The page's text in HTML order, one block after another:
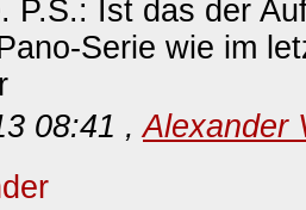
P.S.: Ist das der
Serie wie im
08:41 ,Alexander